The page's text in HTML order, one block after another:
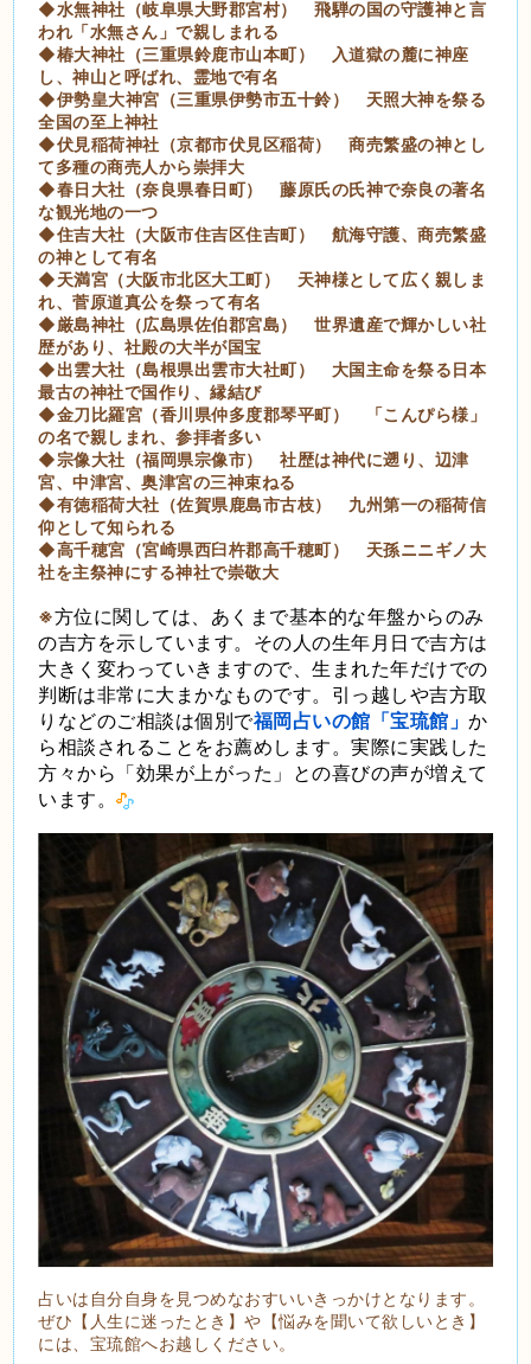
◆水無神社（岐阜県大野郡宮村） 飛騨の国の守護神と言
われ「水無さん」で親しまれる
◆椿大神社（三重県鈴鹿市山本町） 入道獄の麓に神座
し、神山と呼ばれ、霊地で有名
◆伊勢皇大神宮（三重県伊勢市五十鈴） 天照大神を祭る
全国の至上神社
◆伏見稲荷神社（京都市伏見区稲荷） 商売繁盛の神とし
て多種の商売人から崇拝大
◆春日大社（奈良県春日町） 藤原氏の氏神で奈良の著名
な観光地の一つ
◆住吉大社（大阪市住吉区住吉町） 航海守護、商売繁盛
の神として有名
◆天満宮（大阪市北区大工町） 天神様として広く親しま
れ、菅原道真公を祭って有名
◆厳島神社（広島県佐伯郡宮島） 世界遺産で輝かしい社
歴があり、社殿の大半が国宝
◆出雲大社（島根県出雲市大社町） 大国主命を祭る日本
最古の神社で国作り、縁結び
◆金刀比羅宮（香川県仲多度郡琴平町） 「こんぴら様」
の名で親しまれ、参拝者多い
◆宗像大社（福岡県宗像市） 社歴は神代に遡り、辺津
宮、中津宮、奥津宮の三神束ねる
◆有徳稲荷大社（佐賀県鹿島市古枝） 九州第一の稲荷信
仰として知られる
◆高千穂宮（宮崎県西臼杵郡高千穂町） 天孫ニニギノ大
社を主祭神にする神社で崇敬大
※方位に関しては、あくまで基本的な年盤からのみ
の吉方を示しています。その人の生年月日で吉方は
大きく変わっていきますので、生まれた年だけでの
判断は非常に大まかなものです。引っ越しや吉方取
りなどのご相談は個別で福岡占いの館「宝琉館」か
ら相談されることをお薦めします。実際に実践した
方々から「効果が上がった」との喜びの声が増えて
います。
占いは自分自身を見つめなおすいいきっかけとなります。
ぜひ【人生に迷ったとき】や【悩みを聞いて欲しいとき】
には、宝琉館へお越しください。